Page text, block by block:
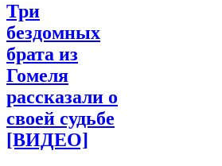
Три
бездомных
брата из
Гомеля
рассказали о
своей судьбе
[ВИДЕО]